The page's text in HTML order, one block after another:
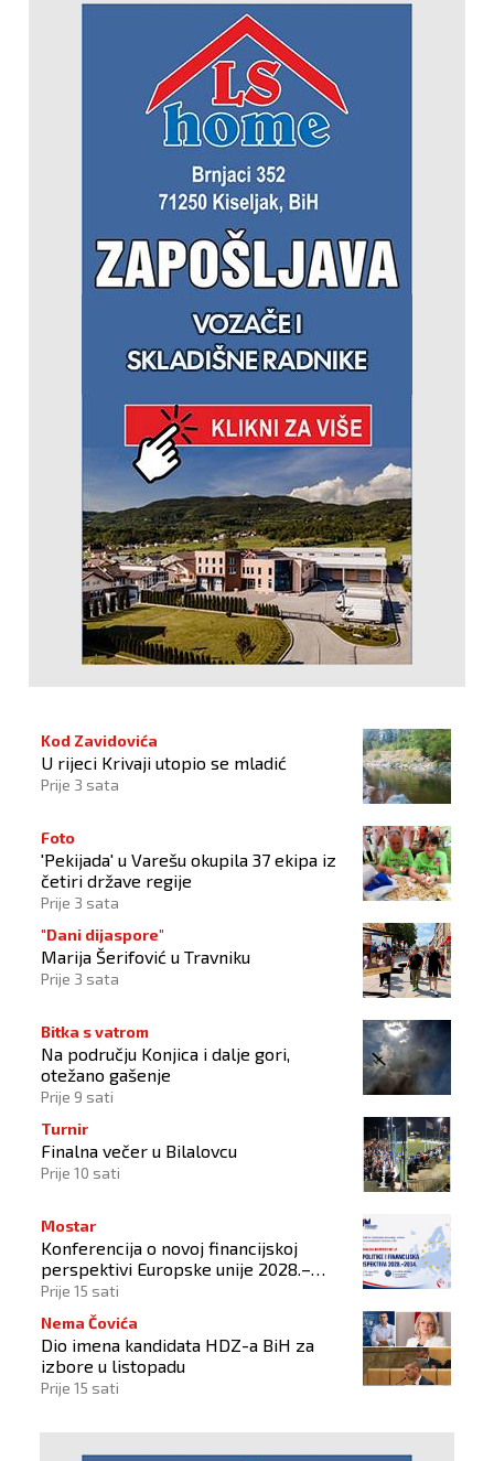
Kod Zavidovića
U rijeci Krivaji utopio se mladić
Prije 3 sata
Foto
'Pekijada' u Varešu okupila 37 ekipa iz
četiri države regije
Prije 3 sata
"Dani dijaspore"
Marija Šerifović u Travniku
Prije 3 sata
Bitka s vatrom
Na području Konjica i dalje gori,
otežano gašenje
Prije 9 sati
Turnir
Finalna večer u Bilalovcu
Prije 10 sati
Mostar
Konferencija o novoj financijskoj
perspektivi Europske unije 2028.–
2034.
Prije 15 sati
Nema Čovića
Dio imena kandidata HDZ-a BiH za
izbore u listopadu
Prije 15 sati